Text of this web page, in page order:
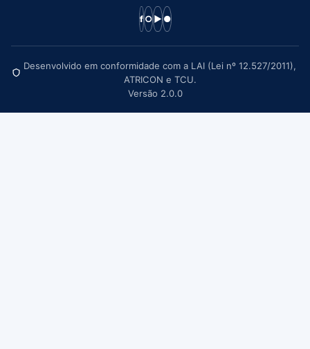
f ○ ▶ ●
Desenvolvido em conformidade com a LAI (Lei nº 12.527/2011),
ATRICON e TCU.
Versão 2.0.0